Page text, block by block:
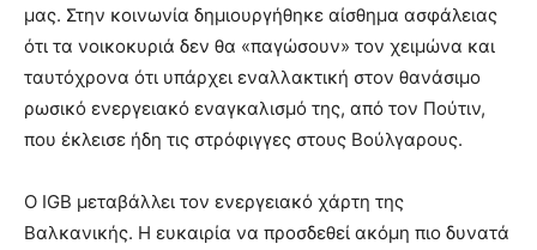
μας. Στην κοινωνία δημιουργήθηκε αίσθημα ασφάλειας
ότι τα νοικοκυριά δεν θα «παγώσουν» τον χειμώνα και
ταυτόχρονα ότι υπάρχει εναλλακτική στον θανάσιμο
ρωσικό ενεργειακό εναγκαλισμό της, από τον Πούτιν,
που έκλεισε ήδη τις στρόφιγγες στους Βούλγαρους.
Ο IGB μεταβάλλει τον ενεργειακό χάρτη της
Βαλκανικής. Η ευκαιρία να προσδεθεί ακόμη πιο δυνατά